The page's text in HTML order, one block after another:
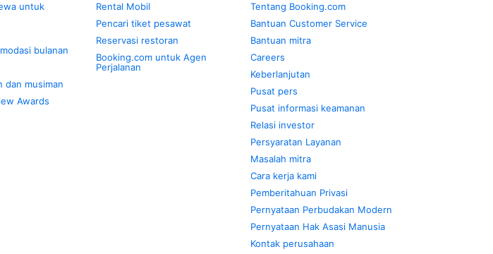
untuk
bulanan
dan musiman
Awards
Rental Mobil
Pencari tiket pesawat
Reservasi restoran
Booking.com untuk Agen
Perjalanan
Tentang Booking.com
Bantuan Customer Service
Bantuan mitra
Careers
Keberlanjutan
Pusat pers
Pusat informasi keamanan
Relasi investor
Persyaratan Layanan
Masalah mitra
Cara kerja kami
Pemberitahuan Privasi
Pernyataan Perbudakan Modern
Pernyataan Hak Asasi Manusia
Kontak perusahaan